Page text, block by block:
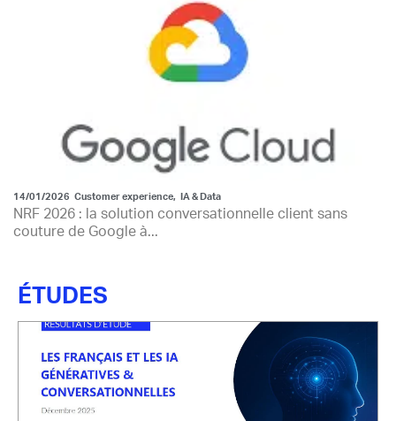
14/01/2026 Customer experience, IA & Data
NRF 2026 : la solution conversationnelle client sans
couture de Google à...
ÉTUDES